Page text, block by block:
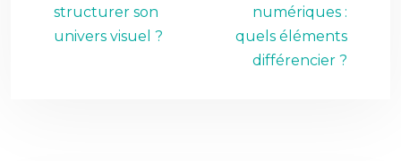
structurer son
univers visuel ?
numériques :
quels éléments
différencier ?